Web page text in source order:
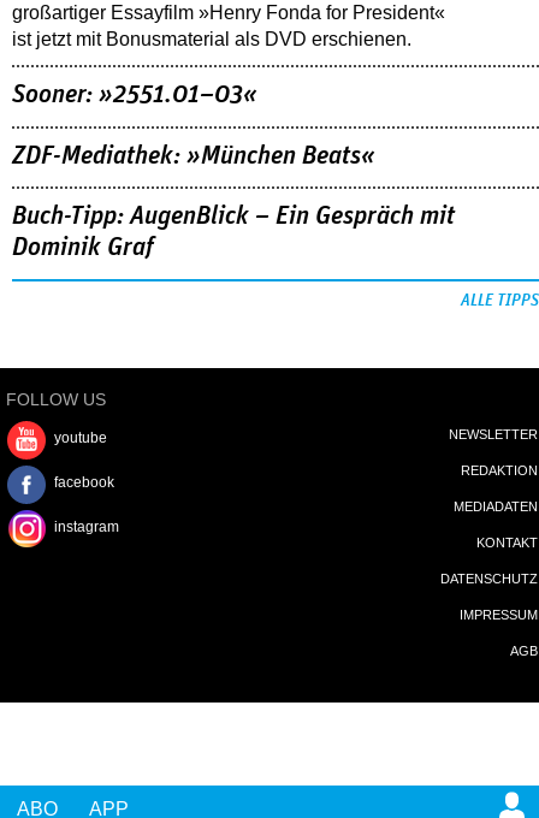
ABO APP
großartiger Essayfilm »Henry Fonda for President«
ist jetzt mit Bonusmaterial als DVD erschienen.
Sooner: »2551.01–03«
ZDF-Mediathek: »München Beats«
Buch-Tipp: AugenBlick – Ein Gespräch mit
Dominik Graf
ALLE TIPPS
FOLLOW US
youtube
facebook
instagram
NEWSLETTER
REDAKTION
MEDIADATEN
KONTAKT
DATENSCHUTZ
IMPRESSUM
AGB